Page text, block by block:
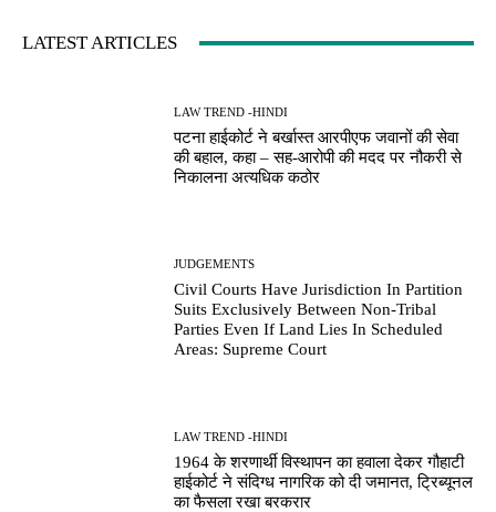
LATEST ARTICLES
LAW TREND -HINDI
पटना हाईकोर्ट ने बर्खास्त आरपीएफ जवानों की सेवा
की बहाल, कहा – सह-आरोपी की मदद पर नौकरी से
निकालना अत्यधिक कठोर
JUDGEMENTS
Civil Courts Have Jurisdiction In Partition
Suits Exclusively Between Non-Tribal
Parties Even If Land Lies In Scheduled
Areas: Supreme Court
LAW TREND -HINDI
1964 के शरणार्थी विस्थापन का हवाला देकर गौहाटी
हाईकोर्ट ने संदिग्ध नागरिक को दी जमानत, ट्रिब्यूनल
का फैसला रखा बरकरार